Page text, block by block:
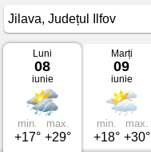
Vremea
Jilava
08
iunie
2026
Județul
Ilfov
Luni
08
iunie
min.
+17°
max.
+29°
Marți
09
iunie
min.
+18°
max.
+30°